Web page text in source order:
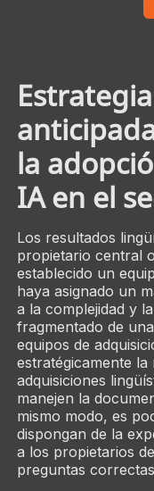
la
IA en el
Los resultados
propietario central
establecido un
haya asignado un
a la complejidad y
fragmentado de
equipos de
estratégicamente la
adquisiciones
manejen la
mismo modo, es
dispongan de la
a los propietarios
preguntas